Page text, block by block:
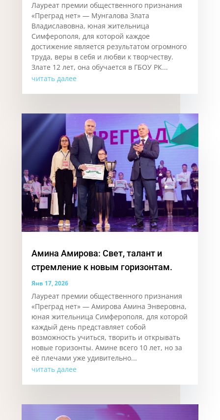
Лауреат премии общественного признания
«Преград нет» — Мунгалова Злата
Владиславовна, юная жительница
Симферополя, для которой каждое
достижение является результатом огромного
труда, веры в себя и любви к творчеству.
Злате 12 лет, она обучается в ГБОУ РК...
читать далее
Амина Амирова: Свет, талант и
стремление к новым горизонтам.
Янв 17, 2026
Лауреат премии общественного признания
«Преград нет» — Амирова Амина Энверовна,
юная жительница Симферополя, для которой
каждый день представляет собой
возможность учиться, творить и открывать
новые горизонты. Аминe всего 10 лет, но за
её плечами уже удивительно...
читать далее